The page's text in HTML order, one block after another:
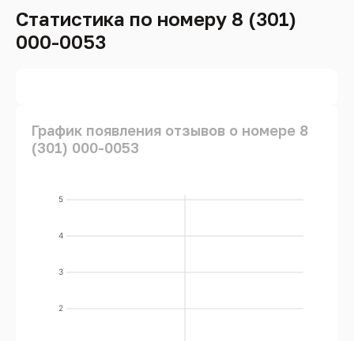
Статистика по номеру 8 (301)
000-0053
График появления отзывов о номере 8
(301) 000-0053
2
3
4
5